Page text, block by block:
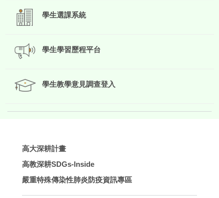
學生選課系統
學生學習歷程平台
學生教學意見調查登入
高大深耕計畫
高教深耕SDGs-lnside
嚴重特殊傳染性肺炎防疫資訊專區